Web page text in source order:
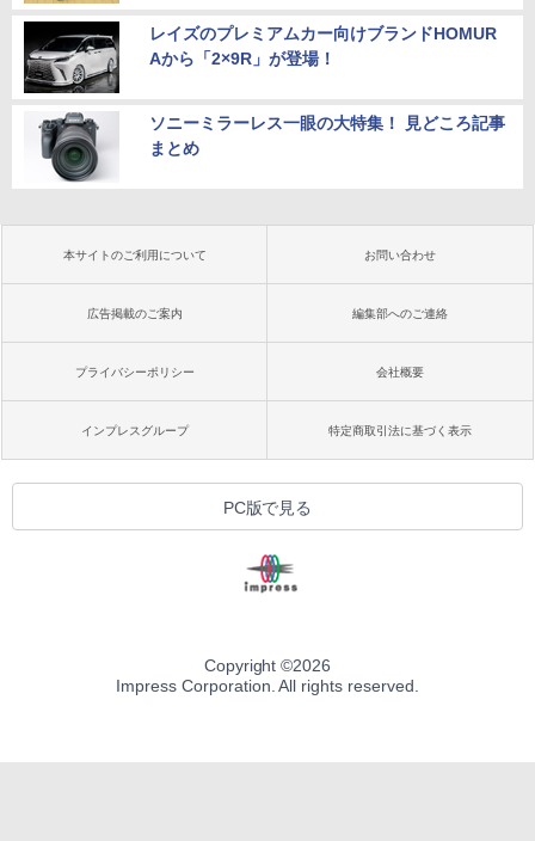
レイズのプレミアムカー向けブランドHOMUR
Aから「2×9R」が登場！
ソニーミラーレス一眼の大特集！ 見どころ記事
まとめ
本サイトのご利用について お問い合わせ
広告掲載のご案内 編集部へのご連絡
プライバシーポリシー 会社概要
インプレスグループ 特定商取引法に基づく表示
PC版で見る
Copyright ©2026
Impress Corporation. All rights reserved.